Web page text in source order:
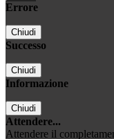
Errore
Chiudi
Successo
Chiudi
Informazione
Chiudi
Attendere...
Attendere il